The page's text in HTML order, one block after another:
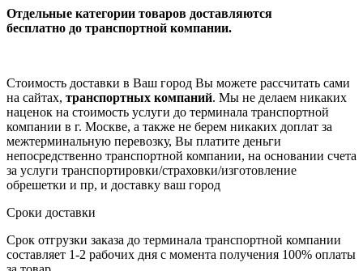
Отдельные категории товаров доставляются
бесплатно до транспортной компании.
Стоимость доставки в Ваш город Вы можете рассчитать сами
на сайтах, транспортных компаний. Мы не делаем никаких
наценок на стоимость услуги до терминала транспортной
компании в г. Москве, а также не берем никаких доплат за
межтерминальную перевозку, Вы платите деньги
непосредственно транспортной компании, на основании счета
за услуги транспортировки/страховки/изготовление
обрешетки и пр, и доставку ваш город
Сроки доставки
Срок отгрузки заказа до терминала транспортной компании
составляет 1-2 рабочих дня с момента получения 100% оплаты